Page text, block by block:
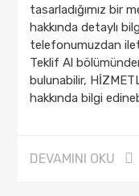
tasarladığımız bir
hakkında detaylı
telefonumuzdan
Teklif Al
bulunabilir,
hakkında bilgi
DEVAMINI OKU